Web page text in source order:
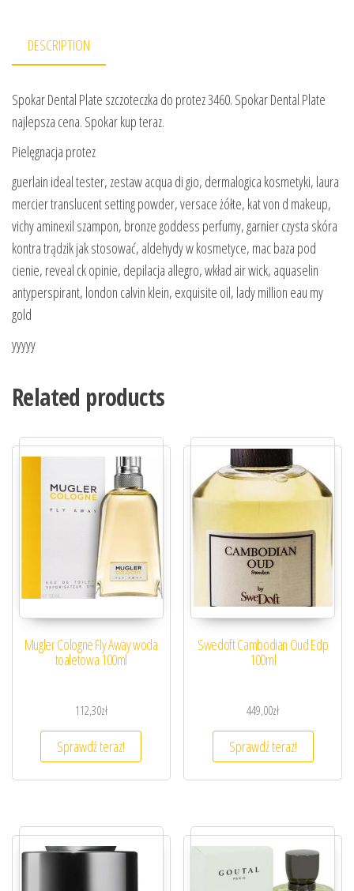
DESCRIPTION
Spokar Dental Plate szczoteczka do protez 3460. Spokar Dental Plate
najlepsza cena. Spokar kup teraz.
Pielęgnacja protez
guerlain ideal tester, zestaw acqua di gio, dermalogica kosmetyki, laura
mercier translucent setting powder, versace żółte, kat von d makeup,
vichy aminexil szampon, bronze goddess perfumy, garnier czysta skóra
kontra trądzik jak stosować, aldehydy w kosmetyce, mac baza pod
cienie, reveal ck opinie, depilacja allegro, wkład air wick, aquaselin
antyperspirant, london calvin klein, exquisite oil, lady million eau my
gold
yyyyy
Related products
Mugler Cologne Fly Away woda
toaletowa 100ml
112,30zł
Sprawdź teraz!
Swedoft Cambodian Oud Edp
100ml
449,00zł
Sprawdź teraz!